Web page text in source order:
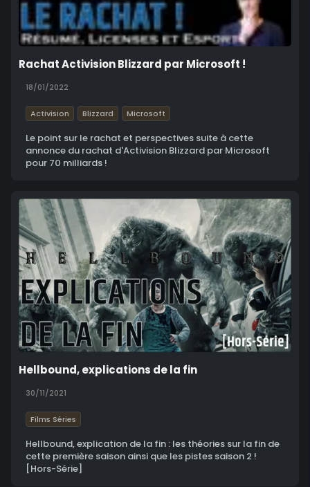
Rachat Activision Blizzard par Microsoft !
18/01/2022
Activision Blizzard Microsoft
Le point sur le rachat et perspectives suite à cette
annonce du rachat d'Activision Blizzard par Microsoft
pour 70 milliards !
Hellbound, explications de la fin
30/11/2021
Films Séries
Hellbound, explication de la fin : les théories sur la fin de
cette première saison ainsi que les pistes saison 2 !
[Hors-Série]